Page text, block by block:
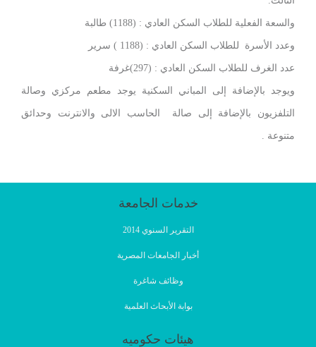
والسعة الفعلية للطلاب السكن العادي : (1188) طالبة
وعدد الأسرة للطلاب السكن العادي : (1188 ) سرير
عدد الغرف للطلاب السكن العادي : (297)غرفة
ويوجد بالإضافة إلى المباني السكنية يوجد مطعم مركزي وصالة
التلفزيون بالإضافة إلى صالة الحاسب الالى والانترنت وحدائق
متنوعة .
خدمات الجامعة
التقرير السنوي 2014
أخبار الجامعات المصرية
وظائف شاغرة
بوابة الأبحاث العلمية
هيئات حكوميه